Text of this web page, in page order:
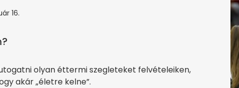
16.
olyan éttermi szegleteket felvételeiken,
akár „életre kelne”.